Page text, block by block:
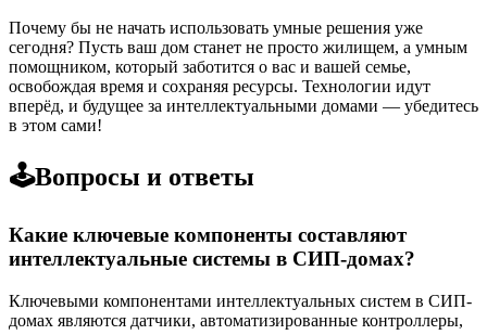
Почему бы не начать использовать умные решения уже
сегодня? Пусть ваш дом станет не просто жилищем, а умным
помощником, который заботится о вас и вашей семье,
освобождая время и сохраняя ресурсы. Технологии идут
вперёд, и будущее за интеллектуальными домами — убедитесь
в этом сами!
🕹️Вопросы и ответы
Какие ключевые компоненты составляют
интеллектуальные системы в СИП-домах?
Ключевыми компонентами интеллектуальных систем в СИП-
домах являются датчики, автоматизированные контроллеры,